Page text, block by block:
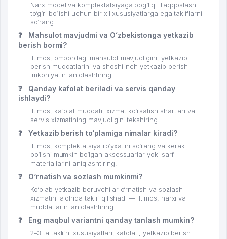
Narx model va komplektatsiyaga bog‘liq. Taqqoslash
to‘g‘ri bo‘lishi uchun bir xil xususiyatlarga ega takliflarni
so‘rang.
❓
Mahsulot mavjudmi va Oʻzbekistonga yetkazib
berish bormi?
Iltimos, ombordagi mahsulot mavjudligini, yetkazib
berish muddatlarini va shoshilinch yetkazib berish
imkoniyatini aniqlashtiring.
❓
Qanday kafolat beriladi va servis qanday
ishlaydi?
Iltimos, kafolat muddati, xizmat ko‘rsatish shartlari va
servis xizmatining mavjudligini tekshiring.
❓ Yetkazib berish to‘plamiga nimalar kiradi?
Iltimos, komplektatsiya ro‘yxatini so‘rang va kerak
bo‘lishi mumkin bo‘lgan aksessuarlar yoki sarf
materiallarini aniqlashtiring.
❓ O‘rnatish va sozlash mumkinmi?
Ko‘plab yetkazib beruvchilar o‘rnatish va sozlash
xizmatini alohida taklif qilishadi — iltimos, narxi va
muddatlarini aniqlashtiring.
❓ Eng maqbul variantni qanday tanlash mumkin?
2–3 ta taklifni xususiyatlari, kafolati, yetkazib berish